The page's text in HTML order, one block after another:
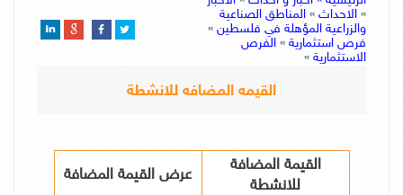
» الاحداث » المناطق الصناعية
والزراعية المؤهلة في فلسطين »
فرص استثمارية » الفرص
الاستثمارية »
القيمه المضافه للانشطة
القيمة المضافة
للانشطة
عرض القيمة المضافة